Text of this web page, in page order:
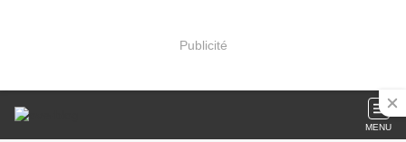
Publicité
MENU